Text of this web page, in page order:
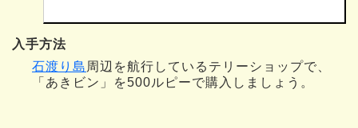
入手方法
石渡り島 周辺を航行しているテリーショップで、
「あきビン」を500ルピーで購入しましょう。